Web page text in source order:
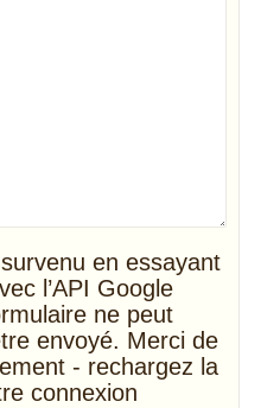
en essayant
l’API Google
ne peut
envoyé. Merci de
- rechargez la
connexion